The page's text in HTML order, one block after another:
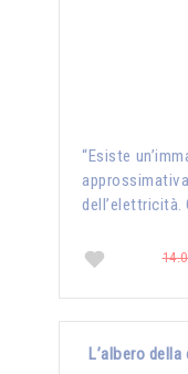
“Esiste
dell’elettricità.
L’albero